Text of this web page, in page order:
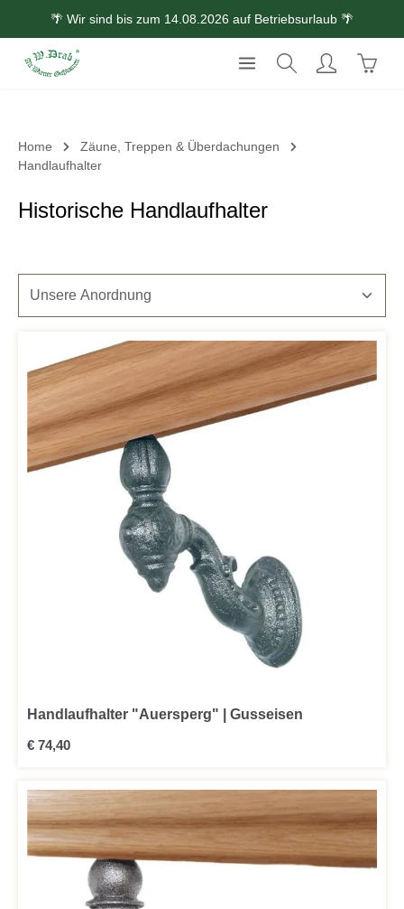
Zum Hauptinhalt springen
🌴 Wir sind bis zum 14.08.2026 auf Betriebsurlaub 🌴
Home
Zäune, Treppen & Überdachungen
Handlaufhalter
Historische Handlaufhalter
Handlaufhalter "Auersperg" | Gusseisen
Regulärer Preis:
€ 74,40